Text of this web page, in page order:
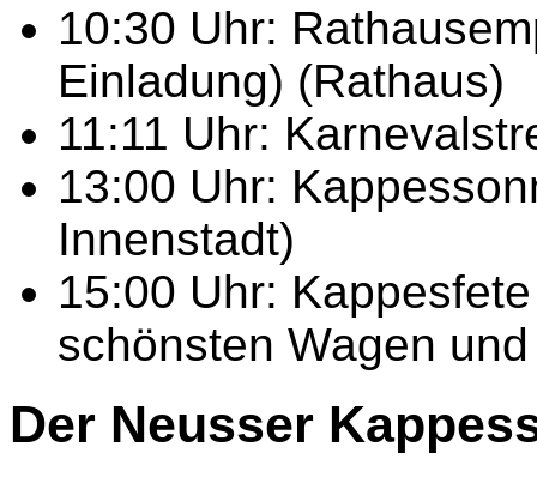
10:30 Uhr:
Einladung) (Rathaus)
11:11 Uhr:
13:00 Uhr:
Innenstadt)
15:00 Uhr:
schönsten Wagen
Der Neusser